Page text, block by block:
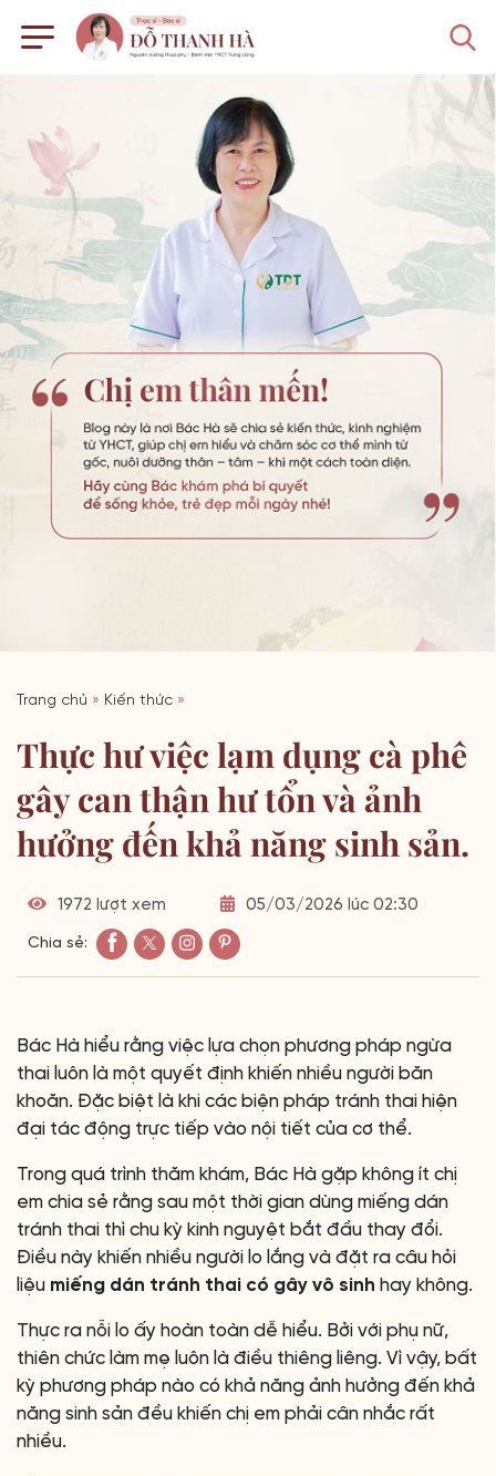
Trang chủ » Kiến thức »
Thực hư việc lạm dụng cà phê
gây can thận hư tổn và ảnh
hưởng đến khả năng sinh sản.
1972 lượt xem 05/03/2026 lúc 02:30
Chia sẻ:
Bác Hà hiểu rằng việc lựa chọn phương pháp ngừa
thai luôn là một quyết định khiến nhiều người băn
khoăn. Đặc biệt là khi các biện pháp tránh thai hiện
đại tác động trực tiếp vào nội tiết của cơ thể.
Trong quá trình thăm khám, Bác Hà gặp không ít chị
em chia sẻ rằng sau một thời gian dùng miếng dán
tránh thai thì chu kỳ kinh nguyệt bắt đầu thay đổi.
Điều này khiến nhiều người lo lắng và đặt ra câu hỏi
liệu miếng dán tránh thai có gây vô sinh hay không.
Thực ra nỗi lo ấy hoàn toàn dễ hiểu. Bởi với phụ nữ,
thiên chức làm mẹ luôn là điều thiêng liêng. Vì vậy, bất
kỳ phương pháp nào có khả năng ảnh hưởng đến khả
năng sinh sản đều khiến chị em phải cân nhắc rất
nhiều.